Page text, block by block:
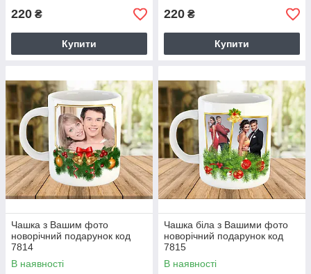
220 ₴
Купити
220 ₴
Купити
Чашка з Вашим фото
новорічний подарунок код
7814
В наявності
Чашка біла з Вашими фото
новорічний подарунок код
7815
В наявності